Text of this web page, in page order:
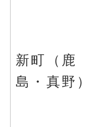
新町（鹿
島・真野）